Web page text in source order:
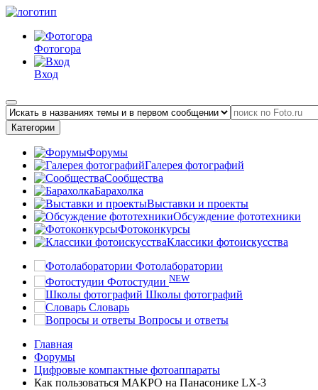
Фотогора
Вход
Категории
Форумы
Галерея фотографий
Сообщества
Барахолка
Выставки и проекты
Обсуждение фототехники
Фотоконкурсы
Классики фотоискусства
Фотолаборатории
Фотостудии NEW
Школы фотографий
Словарь
Вопросы и ответы
Главная
Форумы
Цифровые компактные фотоаппараты
Как пользоваться МАКРО на Панасонике LX-3